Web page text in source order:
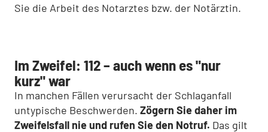
Sie die Arbeit des Notarztes bzw. der Notärztin.
Im Zweifel: 112 – auch wenn es "nur
kurz" war
In manchen Fällen verursacht der Schlaganfall
untypische Beschwerden. Zögern Sie daher im
Zweifelsfall nie und rufen Sie den Notruf. Das gilt